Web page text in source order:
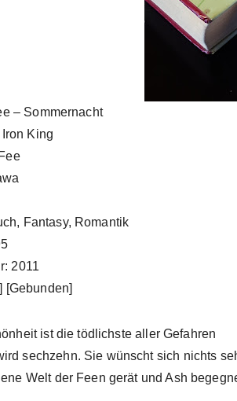
– Sommernacht
King
Fantasy, Romantik
2011
[Gebunden]
ist die tödlichste aller Gefahren
sechzehn. Sie wünscht sich nichts
Welt der Feen gerät und Ash